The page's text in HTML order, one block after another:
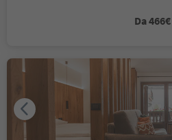
Da 466€